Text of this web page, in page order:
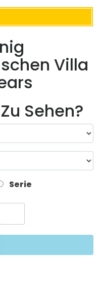
Villa
Sehen?
Serie